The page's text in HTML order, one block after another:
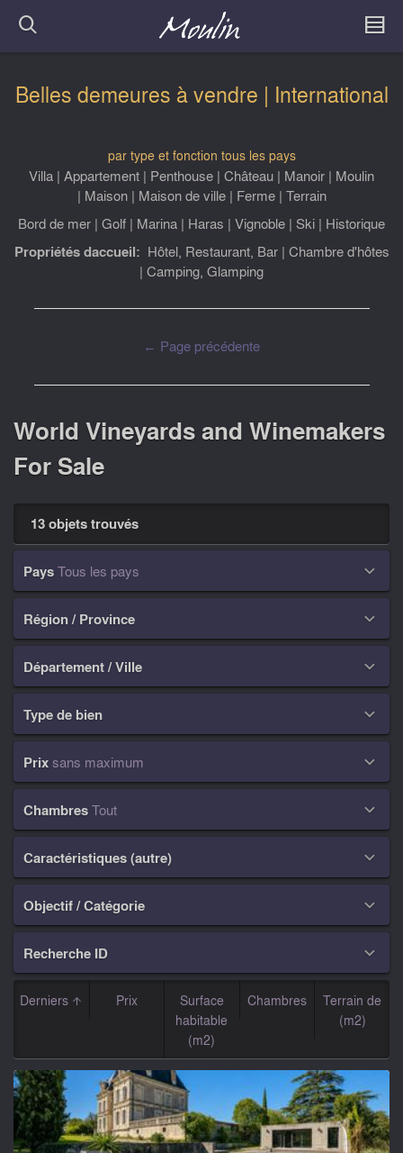
Belles demeures à vendre | International
par type et fonction tous les pays
Villa | Appartement | Penthouse | Château | Manoir | Moulin
| Maison| Maison de ville| Ferme| Terrain
Bord de mer | Golf | Marina | Haras | Vignoble | Ski | Historique
Propriétés daccueil: Hôtel, Restaurant, Bar| Chambre d'hôtes
| Camping, Glamping
← Page précédente
World Vineyards and Winemakers
For Sale
13 objets trouvés
PaysTous les pays 
Région / Province 
Département / Ville 
Type de bien 
Prix sans maximum 
ChambresTout 
Caractéristiques (autre) 
Objectif / Catégorie 
Recherche ID 
Derniers Prix
Surface
habitable
(m2)
Chambres
Terrain de
(m2)